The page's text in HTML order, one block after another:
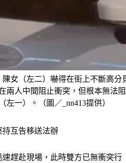
陳女（左二）嚇得在街上不斷高分
兩人中間阻止衝突，但根本無法
左一）。（圖／_nn413提供）
由於雙方態度堅決、互不相讓，